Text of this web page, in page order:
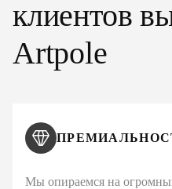
клиентов
Artpole
Мы опираемся на